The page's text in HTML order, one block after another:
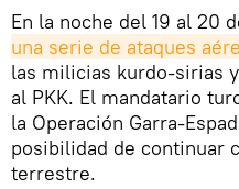
En la noche del 19 al 20
una serie de ataques
las milicias kurdo-sirias
al PKK. El mandatario
la Operación Garra-
posibilidad de continuar
terrestre.